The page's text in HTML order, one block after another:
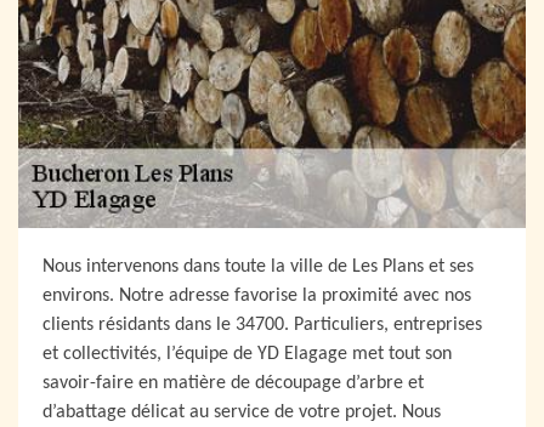
Nous intervenons dans toute la ville de Les Plans et ses
environs. Notre adresse favorise la proximité avec nos
clients résidants dans le 34700. Particuliers, entreprises
et collectivités, l’équipe de YD Elagage met tout son
savoir-faire en matière de découpage d’arbre et
d’abattage délicat au service de votre projet. Nous